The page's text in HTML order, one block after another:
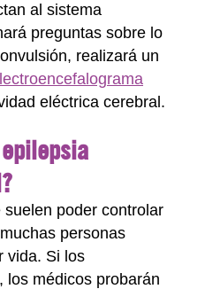
al sistema
preguntas sobre lo
realizará un
eléctrica cerebral.
poder controlar
personas
vida. Si los
los médicos probarán